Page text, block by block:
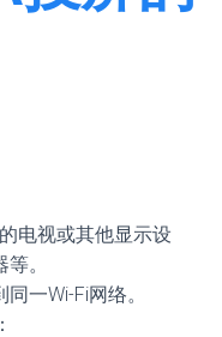
电视或其他显示设
。
一Wi-Fi网络。